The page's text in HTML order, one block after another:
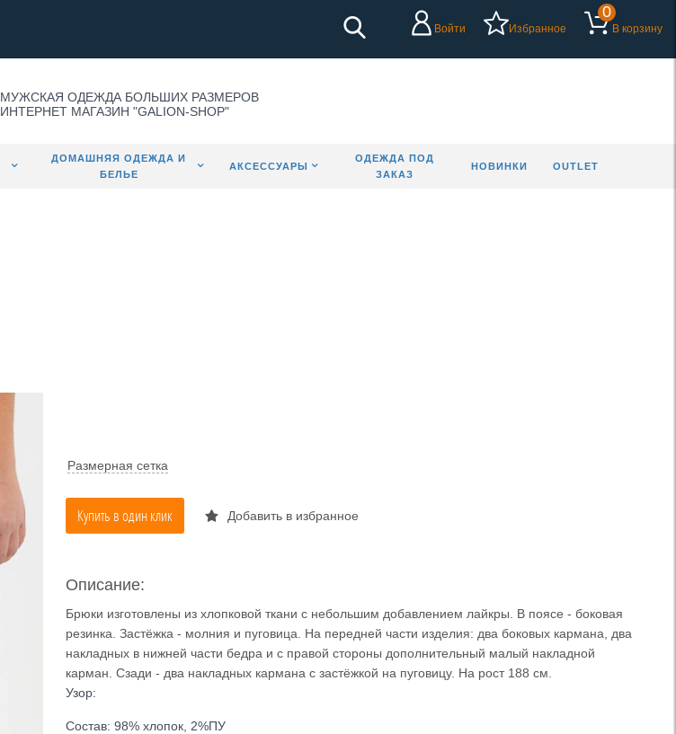
Войти Избранное
0
В корзину
МУЖСКАЯ ОДЕЖДА БОЛЬШИХ РАЗМЕРОВ
ИНТЕРНЕТ МАГАЗИН "GALION-SHOP"
ДОМАШНЯЯ ОДЕЖДА И
БЕЛЬЕ
АКСЕССУАРЫ
ОДЕЖДА ПОД
ЗАКАЗ
НОВИНКИ OUTLET
Размерная сетка
Купить в один клик Добавить в избранное
Описание:
Брюки изготовлены из хлопковой ткани с небольшим добавлением лайкры. В поясе - боковая
резинка. Застёжка - молния и пуговица. На передней части изделия: два боковых кармана, два
накладных в нижней части бедра и с правой стороны дополнительный малый накладной
карман. Сзади - два накладных кармана с застёжкой на пуговицу. На рост 188 см.
Узор:
Состав: 98% хлопок, 2%ПУ